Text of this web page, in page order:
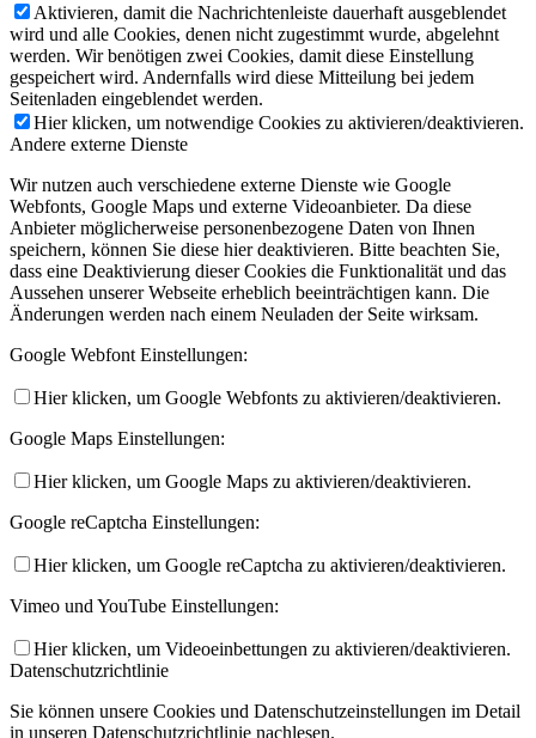
Aktivieren, damit die Nachrichtenleiste dauerhaft ausgeblendet
wird und alle Cookies, denen nicht zugestimmt wurde, abgelehnt
werden. Wir benötigen zwei Cookies, damit diese Einstellung
gespeichert wird. Andernfalls wird diese Mitteilung bei jedem
Seitenladen eingeblendet werden.
Hier klicken, um notwendige Cookies zu aktivieren/deaktivieren.
Andere externe Dienste
Wir nutzen auch verschiedene externe Dienste wie Google
Webfonts, Google Maps und externe Videoanbieter. Da diese
Anbieter möglicherweise personenbezogene Daten von Ihnen
speichern, können Sie diese hier deaktivieren. Bitte beachten Sie,
dass eine Deaktivierung dieser Cookies die Funktionalität und das
Aussehen unserer Webseite erheblich beeinträchtigen kann. Die
Änderungen werden nach einem Neuladen der Seite wirksam.
Google Webfont Einstellungen:
Hier klicken, um Google Webfonts zu aktivieren/deaktivieren.
Google Maps Einstellungen:
Hier klicken, um Google Maps zu aktivieren/deaktivieren.
Google reCaptcha Einstellungen:
Hier klicken, um Google reCaptcha zu aktivieren/deaktivieren.
Vimeo und YouTube Einstellungen:
Hier klicken, um Videoeinbettungen zu aktivieren/deaktivieren.
Datenschutzrichtlinie
Sie können unsere Cookies und Datenschutzeinstellungen im Detail
in unseren Datenschutzrichtlinie nachlesen.